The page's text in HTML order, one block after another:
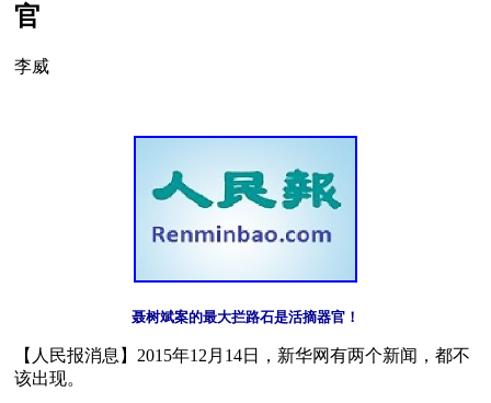
官
李威
聂树斌案的最大拦路石是活摘器官！
【人民报消息】2015年12月14日，新华网有两个新闻，都不
该出现。